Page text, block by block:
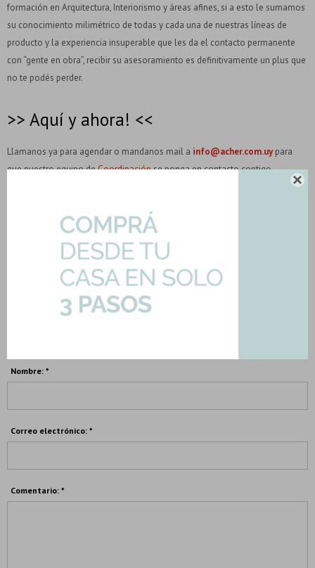

formación en Arquitectura, Interiorismo y áreas afines, si a esto le sumamos
su conocimiento milimétrico de todas y cada una de nuestras líneas de
producto y la experiencia insuperable que les da el contacto permanente
con “gente en obra”, recibir su asesoramiento es definitivamente un plus que
no te podés perder.
>> Aquí y ahora! <<
Llamanos ya para agendar o mandanos mail a info@acher.com.uypara
que nuestro equipo deCoordinaciónse ponga en contacto contigo.
SIN COMENTARIOS
No se han recuperado comentarios.
PUBLICAR COMENTARIO
Nombre: *
Correo electrónico: *
Comentario: *